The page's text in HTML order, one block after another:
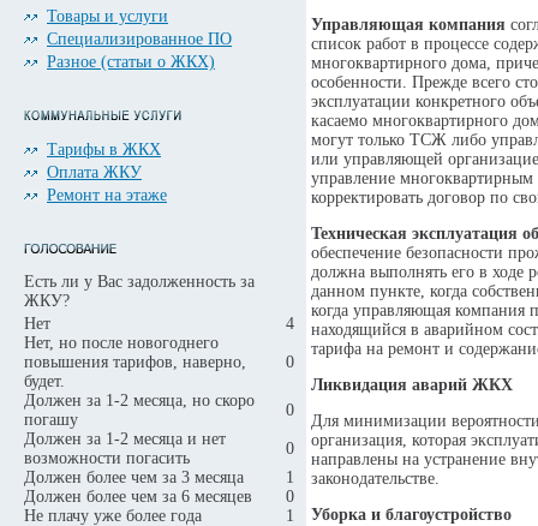
Товары и услуги
Специализированное ПО
Разное (статьи о ЖКХ)
Тарифы в ЖКХ
Оплата ЖКУ
Ремонт на этаже
Есть ли у Вас задолженность за
ЖКУ?
Нет
4
Нет, но после новогоднего
повышения тарифов, наверно,
будет.
0
Должен за 1-2 месяца, но скоро
погашу
0
Должен за 1-2 месяца и нет
возможности погасить
0
Должен более чем за 3 месяца
1
Должен более чем за 6 месяцев
0
Не плачу уже более года
1
Управляющая компания
список работ в процессе
многоквартирного дома,
особенности. Прежде всего
эксплуатации конкретного
касаемо многоквартирного
могут только ТСЖ либо
или управляющей
управление
корректировать договор по
Техническая эксплуатация
обеспечение безопасности
должна выполнять его в ходе
данном пункте, когда
когда управляющая компания
находящийся в аварийном
тарифа на ремонт и
Ликвидация аварий ЖКХ
Для минимизации
организация, которая
направлены на устранение
законодательстве.
Уборка и благоустройство